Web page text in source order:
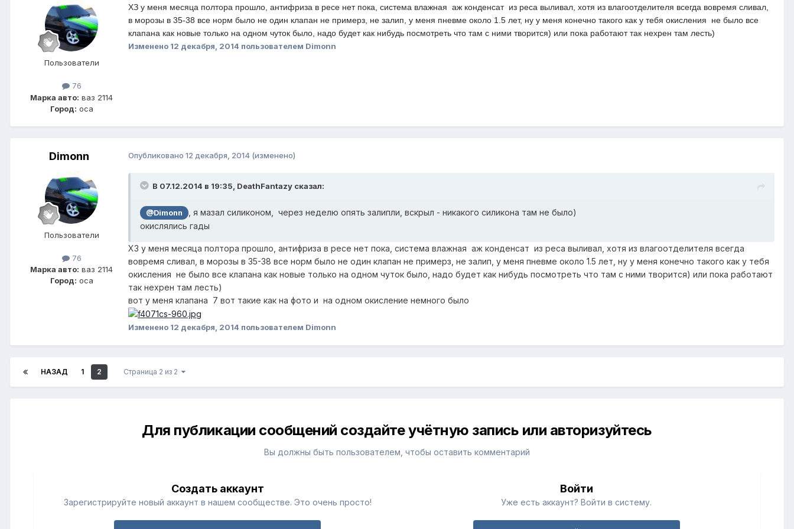
Пользователи
76
Марка авто: ваз 2114
Город: оса
ХЗ у меня месяца полтора прошло, антифриза в ресе нет пока, система влажная аж конденсат из реса выливал, хотя из влагоотделителя всегда вовремя сливал,
в морозы в 35-38 все норм было не один клапан не примерз, не залип, у меня пневме около 1.5 лет, ну у меня конечно такого как у тебя окисления не было все
клапана как новые только на одном чуток было, надо будет как нибудь посмотреть что там с ними творится) или пока работают так нехрен там лесть)
Изменено 12 декабря, 2014 пользователем Dimonn
Dimonn
Пользователи
76
Марка авто: ваз 2114
Город: оса
Опубликовано 12 декабря, 2014 (изменено)
В 07.12.2014 в 19:35, DeathFantazy сказал:
@Dimonn
, я мазал силиконом, через неделю опять залипли, вскрыл - никакого силикона там не было)
окислялись гады
ХЗ у меня месяца полтора прошло, антифриза в ресе нет пока, система влажная аж конденсат из реса выливал, хотя из влагоотделителя всегда
вовремя сливал, в морозы в 35-38 все норм было не один клапан не примерз, не залип, у меня пневме около 1.5 лет, ну у меня конечно такого как у тебя
окисления не было все клапана как новые только на одном чуток было, надо будет как нибудь посмотреть что там с ними творится) или пока работают
так нехрен там лесть)
вот у меня клапана 7 вот такие как на фото и на одном окисление немного было
Изменено 12 декабря, 2014 пользователем Dimonn
НАЗАД 1 2 Страница 2 из 2
Для публикации сообщений создайте учётную запись или авторизуйтесь
Вы должны быть пользователем, чтобы оставить комментарий
Создать аккаунт
Зарегистрируйте новый аккаунт в нашем сообществе. Это очень просто!
Войти
Уже есть аккаунт? Войти в систему.